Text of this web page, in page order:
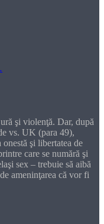
şi violenţă. Dar, după
vs. UK (para 49),
şi libertatea de
care se numără şi
sex – trebuie să aibă
ameninţarea că vor fi